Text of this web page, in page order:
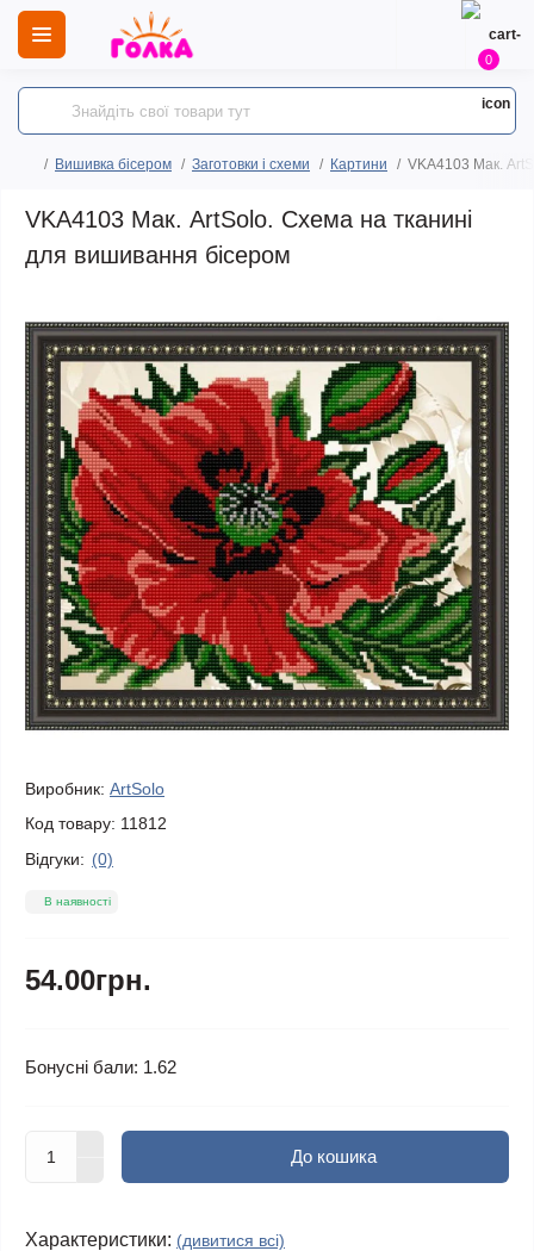
0
Вишивка бісером Заготовки і схеми Картини VKA4103 Мак.
VKA4103 Мак. ArtSolo. Схема на тканині
для вишивання бісером
Виробник: ArtSolo
Код товару: 11812
Відгуки: (0)
В наявності
54.00грн.
Бонусні бали: 1.62
До кошика
Характеристики: (дивитися всі)